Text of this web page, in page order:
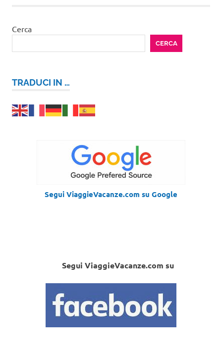
Cerca
CERCA
TRADUCI IN …
Segui ViaggieVacanze.com su Google
Segui ViaggieVacanze.com su